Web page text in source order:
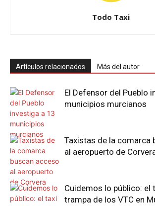
Todo Taxi
Artículos relacionados Más del autor
El Defensor del Pueblo
municipios murcianos
Taxistas de la comarca
al aeropuerto de
Cuidemos lo público: el
trampa de los VTC en